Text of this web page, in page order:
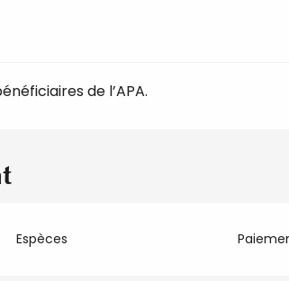
de l’APA.
Espèces